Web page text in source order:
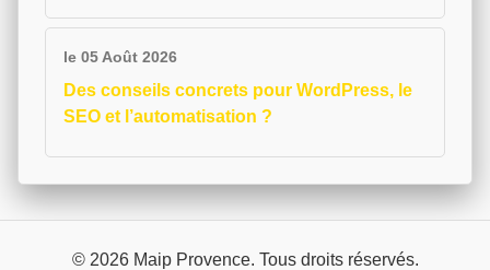
le 05 Août 2026
Des conseils concrets pour WordPress, le
SEO et l’automatisation ?
© 2026 Maip Provence. Tous droits réservés.